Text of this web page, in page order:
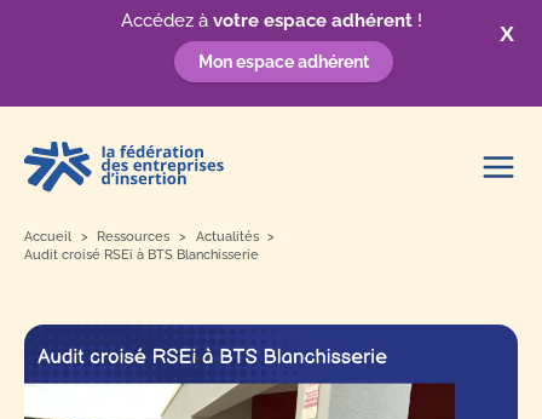
X
Accédez à votre espace adhérent!
Mon espace adhérent
contenu
Accueil Ressources
Actualités
Audit croisé RSEi à BTS Blanchisserie